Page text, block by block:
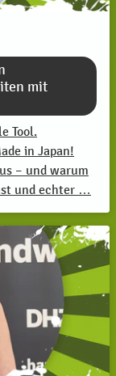
mit
Tool.
in Japan!
– und warum
und echter …